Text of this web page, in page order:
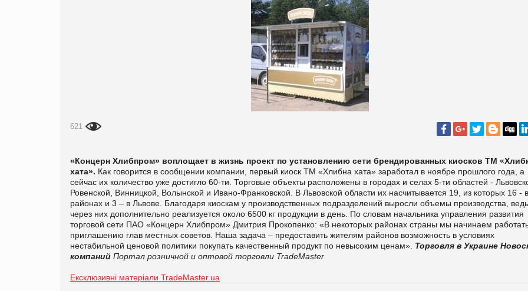
621
«Концерн Хлибпром» воплощает в жизнь проект по установлению сети брендированных киосков ТМ
хата». Как говорится в сообщении компании, первый киоск ТМ «Хлибна хата» заработал в ноябре прошлого года, а
сейчас их количество уже достигло 60-ти. Торговые объекты расположены в городах и селах 5-ти областей -
Ровенской, Винницкой, Волынской и Ивано-Франковской. В Львовской области их насчитывается 19, из которых 16 - в
районах и 3 – в Львове. Благодаря киоскам у производственных подразделений выросли объемы производства, ведь
через них дополнительно реализуется около 6500 кг продукции в день. По словам начальника управления развития
торговой сети ПАО «Концерн Хлибпром» Дмитрия Прокопенко: «В некоторых районах страны мы начинаем
приглашению глав местных советов. Наша задача – предоставить жителям районов возможность в условиях
нестабильной ценовой политики покупать качественный продукт по невысоким ценам». Торговля в Украине
компаний Портал розничной и оптовой торговли TradeMaster
Ексклюзивні матеріали TradeMaster.ua